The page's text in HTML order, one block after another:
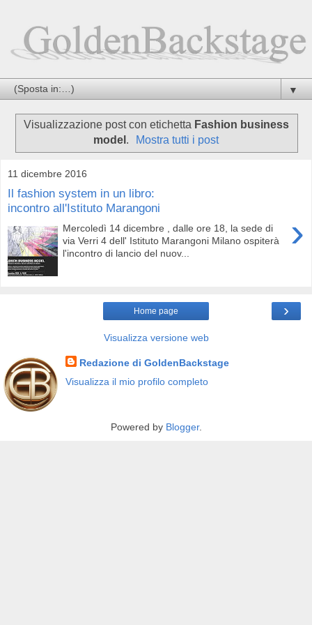
▼
Visualizzazione post con etichetta Fashion business
model . Mostra tutti i post
11 dicembre 2016
Il fashion system in un libro:
incontro all'Istituto Marangoni
›
Mercoledì 14 dicembre , dalle ore 18, la sede di
via Verri 4 dell' Istituto Marangoni Milano ospiterà
l'incontro di lancio del nuov...
›
Home page
Visualizza versione web
Redazione di GoldenBackstage
Visualizza il mio profilo completo
Powered by Blogger.